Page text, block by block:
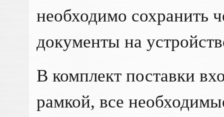
необходимо сохранить
документы на
В комплект поставки
рамкой, все